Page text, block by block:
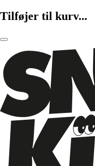
Tilføjer til kurv...